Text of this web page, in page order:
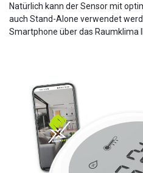
Natürlich kann der Sensor mit
auch Stand-Alone verwendet
Smartphone über das Raumklima